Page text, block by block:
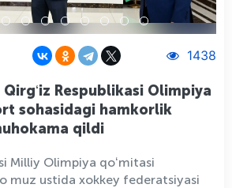
1438
Qirgʻiz Respublikasi Olimpiya
sohasidagi hamkorlik
qildi
Milliy Olimpiya qoʻmitasi
muz ustida xokkey federatsiyasi